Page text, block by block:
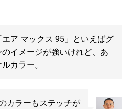
ア マックス 95」といえばグ
イメージが強いけれど、あ
カラー。
カラーもステッチが